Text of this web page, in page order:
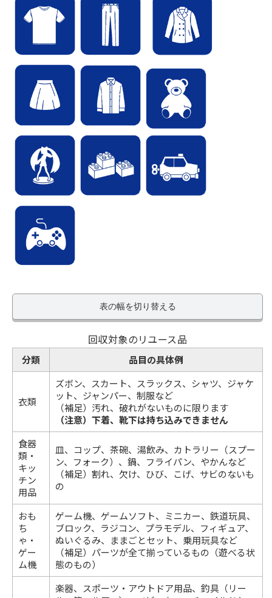
表の幅を切り替える
回収対象のリユース品
分類 品目の具体例
衣類
ズボン、スカート、スラックス、シャツ、ジャケ
ット、ジャンパー、制服など
（補足）汚れ、破れがないものに限ります
（注意）下着、靴下は持ち込みできません
食器
類・
キッ
チン
用品
皿、コップ、茶碗、湯飲み、カトラリー（スプー
ン、フォーク）、鍋、フライパン、やかんなど
（補足）割れ、欠け、ひび、こげ、サビのないも
の
おも
ち
ゃ・
ゲー
ム機
ゲーム機、ゲームソフト、ミニカー、鉄道玩具、
ブロック、ラジコン、プラモデル、フィギュア、
ぬいぐるみ、ままごとセット、乗用玩具など
（補足）パーツが全て揃っているもの（遊べる状
態のもの）
楽器、スポーツ・アウトドア用品、釣具（リー